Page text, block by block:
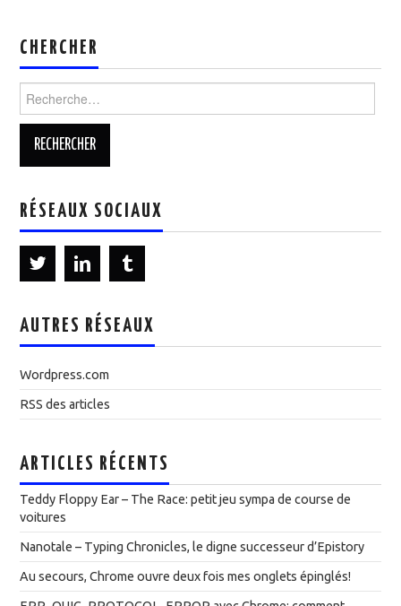
CHERCHER
Rechercher :
RÉSEAUX SOCIAUX
AUTRES RÉSEAUX
Wordpress.com
RSS des articles
ARTICLES RÉCENTS
Teddy Floppy Ear – The Race: petit jeu sympa de course de
voitures
Nanotale – Typing Chronicles, le digne successeur d’Epistory
Au secours, Chrome ouvre deux fois mes onglets épinglés!